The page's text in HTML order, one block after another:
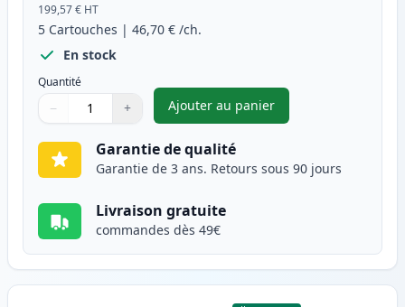
199,57 € HT
5 Cartouches | 46,70 € /ch.
En stock
Quantité
Quantité
Utilisez les boutons pour ajuster
− +
Quantité
Ajouter au panier
,Pack de 5 Canon CRG 719
Garantie de qualité
Garantie de 3 ans. Retours sous 90 jours
Livraison gratuite
commandes dès 49€